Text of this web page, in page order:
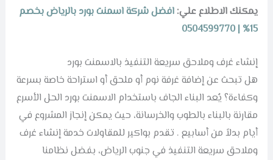
يمكنك الاطلاع علي: افضل شركة اسمنت بورد بالرياض بخصم
15% | 0504599770
إنشاء غرف وملاحق سريعة التنفيذ بالاسمنت بورد
هل تبحث عن إضافة غرفة نوم أو ملحق أو استراحة خاصة بسرعة
وكفاءة؟ يُعد البناء الجاف باستخدام الاسمنت بورد الحل الأسرع
مقارنة بالبناء بالطوب والخرسانة، حيث يمكن إنجاز المشروع في
أيام بدلاً من أسابيع . تقدم بواكير للمقاولات خدمة إنشاء غرف
وملاحق سريعة التنفيذ في جنوب الرياض، بفضل نظامنا